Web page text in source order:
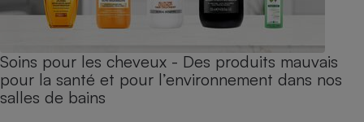
Soins pour les cheveux - Des produits mauvais
pour la santé et pour l’environnement dans nos
salles de bains